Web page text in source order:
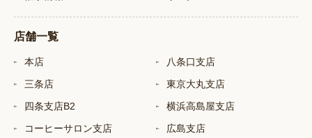
店舗一覧
本店
三条店
四条支店B2
コーヒーサロン支店
八条口支店
東京大丸支店
横浜高島屋支店
広島支店